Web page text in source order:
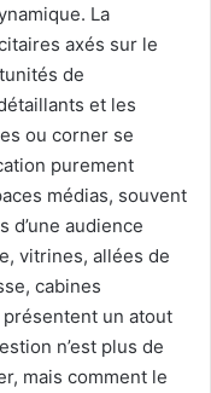
La
axés sur le
de
et les
ou corner se
purement
médias, souvent
d’une audience
vitrines, allées de
cabines
présentent un atout
n’est plus de
mais comment le